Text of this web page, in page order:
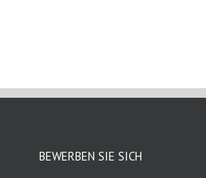
BEWERBEN SIE SICH